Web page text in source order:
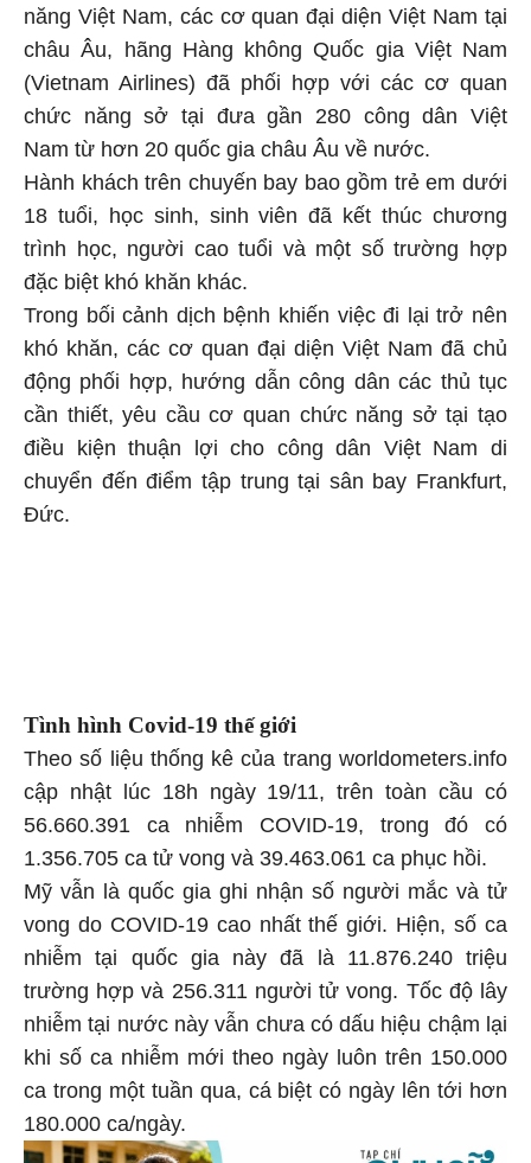
năng Việt Nam, các cơ quan đại diện Việt Nam tại
châu Âu, hãng Hàng không Quốc gia Việt Nam
(Vietnam Airlines) đã phối hợp với các cơ quan
chức năng sở tại đưa gần 280 công dân Việt
Nam từ hơn 20 quốc gia châu Âu về nước.
Hành khách trên chuyến bay bao gồm trẻ em dưới
18 tuổi, học sinh, sinh viên đã kết thúc chương
trình học, người cao tuổi và một số trường hợp
đặc biệt khó khăn khác.
Trong bối cảnh dịch bệnh khiến việc đi lại trở nên
khó khăn, các cơ quan đại diện Việt Nam đã chủ
động phối hợp, hướng dẫn công dân các thủ tục
cần thiết, yêu cầu cơ quan chức năng sở tại tạo
điều kiện thuận lợi cho công dân Việt Nam di
chuyển đến điểm tập trung tại sân bay Frankfurt,
Đức.
Tình hình Covid-19 thế giới
Theo số liệu thống kê của trang worldometers.info
cập nhật lúc 18h ngày 19/11, trên toàn cầu có
56.660.391 ca nhiễm COVID-19, trong đó có
1.356.705 ca tử vong và 39.463.061 ca phục hồi.
Mỹ vẫn là quốc gia ghi nhận số người mắc và tử
vong do COVID-19 cao nhất thế giới. Hiện, số ca
nhiễm tại quốc gia này đã là 11.876.240 triệu
trường hợp và 256.311 người tử vong. Tốc độ lây
nhiễm tại nước này vẫn chưa có dấu hiệu chậm lại
khi số ca nhiễm mới theo ngày luôn trên 150.000
ca trong một tuần qua, cá biệt có ngày lên tới hơn
180.000 ca/ngày.